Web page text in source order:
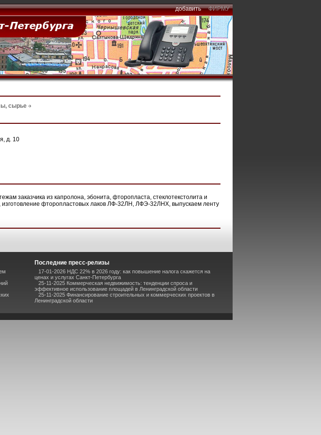
добавить ФИРМУ
сырье
д. 10
заказчика из капролона, эбонита, фторопласта, стеклотекстолита и
изготовление фторопластовых лаков ЛФ-32ЛН, ЛФЭ-32ЛНХ, выпускаем ленту
Последние пресс-релизы
17-01-2026 НДС 22% в 2026 году: как повышение налога скажется на
ценах и услугах Санкт-Петербурга
25-11-2025 Коммерческая недвижимость: тенденции спроса и
эффективное использование площадей в Ленинградской области
25-11-2025 Финансирование строительных и коммерческих проектов в
Ленинградской области